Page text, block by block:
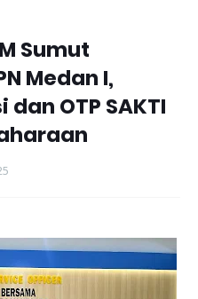
Sumut
Medan I,
OTP SAKTI